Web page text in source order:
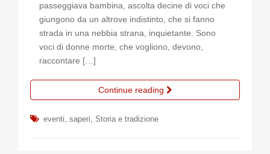
passeggiava bambina, ascolta decine di voci che
giungono da un altrove indistinto, che si fanno
strada in una nebbia strana, inquietante. Sono
voci di donne morte, che vogliono, devono,
raccontare […]
Continue reading
eventi, saperi, Storia e tradizione